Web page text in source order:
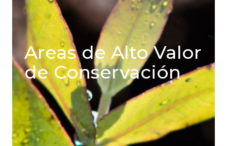
Areas de Alto Valor
de Conservación